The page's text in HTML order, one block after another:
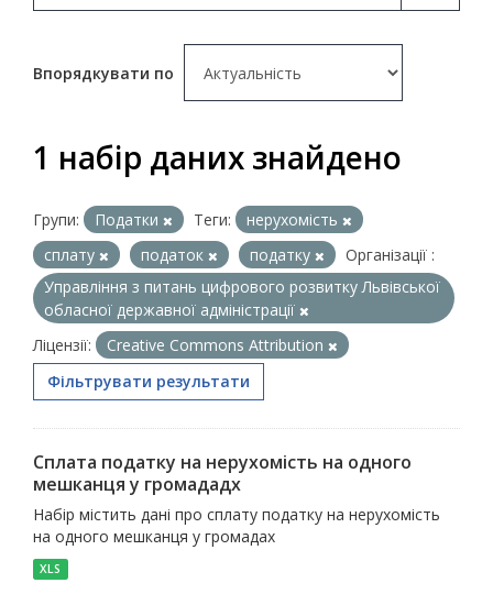
Впорядкувати по
1 набір даних знайдено
Групи: Податки Теги:
нерухомість
сплату
податок податку
Організації :
Управління з питань цифрового розвитку Львівської
обласної державної адміністрації
Ліцензії:
Creative Commons Attribution
Фільтрувати результати
Сплата податку на нерухомість на одного
мешканця у громададх
Набір містить дані про сплату податку на нерухомість
на одного мешканця у громадах
XLS